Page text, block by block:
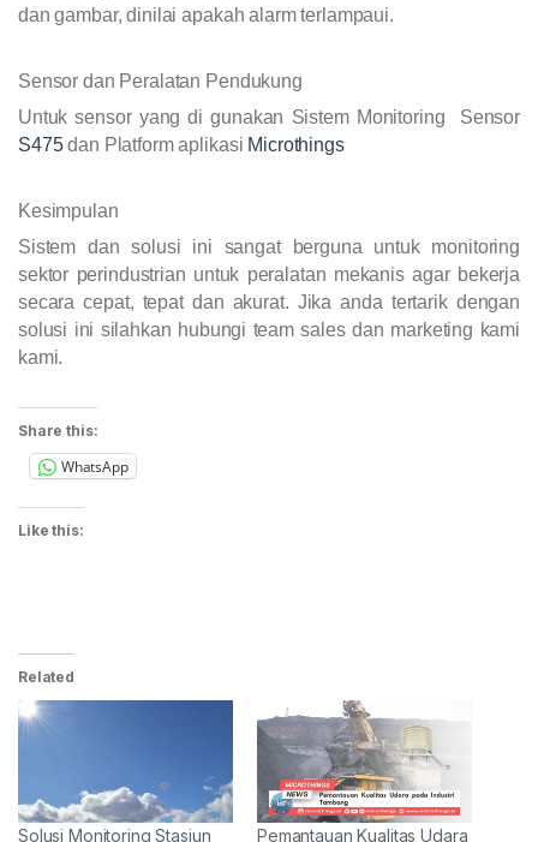
dan gambar, dinilai apakah alarm terlampaui.
Sensor dan Peralatan Pendukung
Untuk sensor yang di gunakan Sistem Monitoring Sensor
S475dan Platform aplikasi Microthings
Kesimpulan
Sistem dan solusi ini sangat berguna untuk monitoring
sektor perindustrian untuk peralatan mekanis agar bekerja
secara cepat, tepat dan akurat. Jika anda tertarik dengan
solusi ini silahkan hubungi team sales dan marketing kami
kami.
Share this:
WhatsApp
Like this:
Related
Solusi Monitoring Stasiun Pemantauan Kualitas Udara